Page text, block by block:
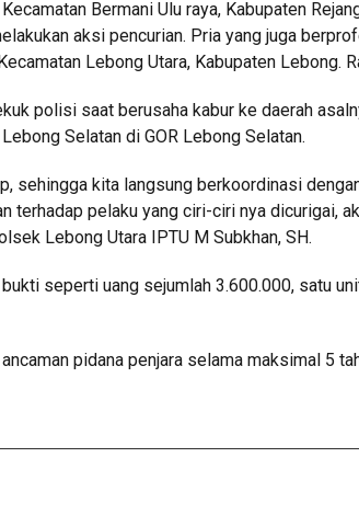
Bermani Ulu raya, Kabupaten
aksi pencurian. Pria yang juga
Lebong Utara, Kabupaten Lebong.
polisi saat berusaha kabur ke daerah
Selatan di GOR Lebong Selatan.
sehingga kita langsung berkoordinasi
pelaku yang ciri-ciri nya dicurigai,
Lebong Utara IPTU M Subkhan, SH.
seperti uang sejumlah 3.600.000, satu
pidana penjara selama maksimal 5